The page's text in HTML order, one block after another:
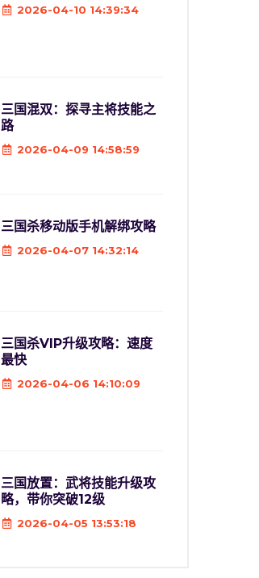
2026-04-10 14:39:34
三国混双：探寻主将技能之
路
2026-04-09 14:58:59
三国杀移动版手机解绑攻略
2026-04-07 14:32:14
三国杀VIP升级攻略：速度
最快
2026-04-06 14:10:09
三国放置：武将技能升级攻
略，带你突破12级
2026-04-05 13:53:18